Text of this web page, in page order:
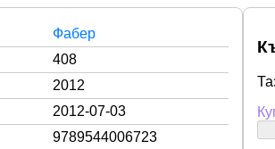
Фабер
408
2012
2012-07-03
9789544006723